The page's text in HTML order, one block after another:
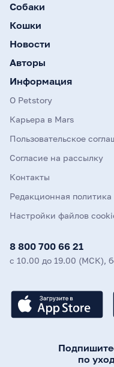
Собаки
Кошки
Новости
Авторы
Информация
О Petstory
Карьера в Mars
Пользовательское
Согласие на рассылку
Контакты
Редакционная политика
Настройки файлов
8 800 700 66 21
с 10.00 до 19.00 (МСК),
по